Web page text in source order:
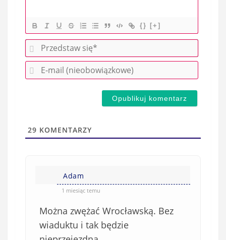
{} [+]
P
r
e
w
E
-
(
29 KOMENTARZY
Adam
1 miesiąc temu
Można zwężać Wrocławską. Bez
wiaduktu i tak będzie